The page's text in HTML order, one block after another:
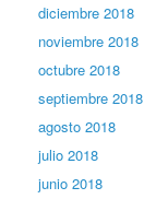
diciembre 2018
noviembre 2018
octubre 2018
septiembre 2018
agosto 2018
julio 2018
junio 2018